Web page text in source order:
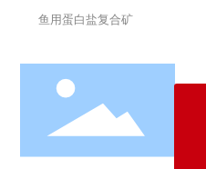
虾蟹用氨基酸盐复合矿
1846760392@qq.com